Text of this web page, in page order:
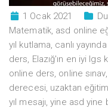
1 Ocak 2021
Matematik, asd online
yıl kutlama, canlı
ders, Elazığ'ın en iyi lgs
online ders, online sınav,
derecesi, uzaktan eğitim
yıl mesajı,yine asd yine